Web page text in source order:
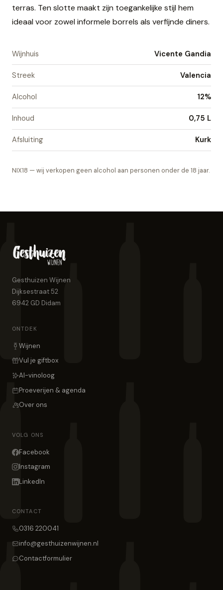
terras. Ten slotte maakt zijn toegankelijke stijl hem
ideaal voor zowel informele borrels als verfijnde diners.
Wijnhuis Vicente Gandia
Streek Valencia
Alcohol 12%
Inhoud 0,75 L
Afsluiting Kurk
NIX18 — wij verkopen geen alcohol aan personen onder de 18 jaar.
Gesthuizen Wijnen
Dijksestraat 52
6942 GD Didam
ONTDEK
Wijnen
Vul je giftbox
AI-vinoloog
Proeverijen & agenda
Over ons
VOLG ONS
Facebook
Instagram
LinkedIn
CONTACT
0316 220041
info@gesthuizenwijnen.nl
Contactformulier